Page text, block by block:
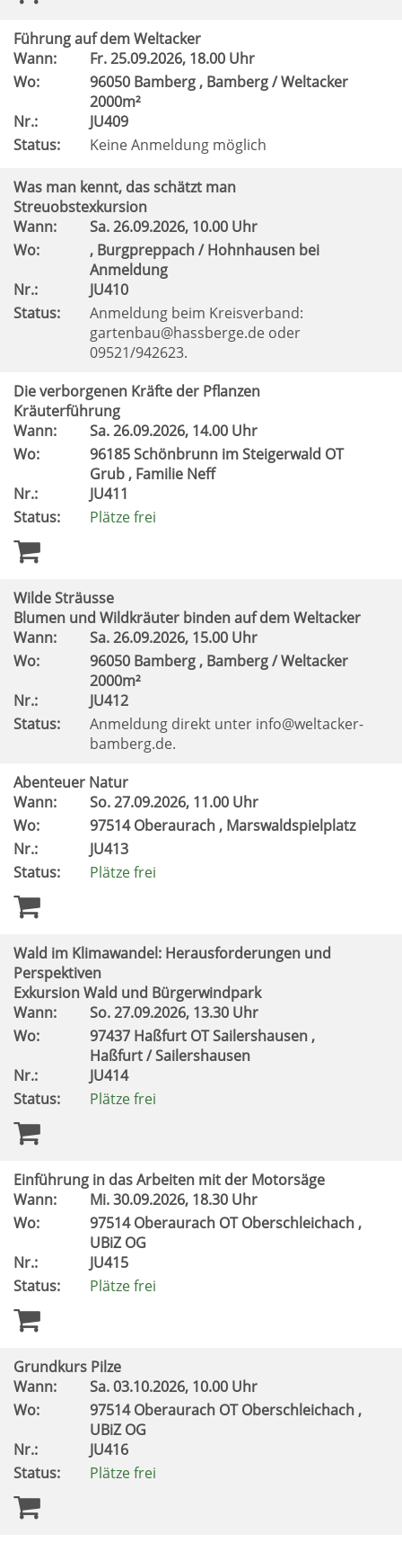
Führung auf dem Weltacker
Wann:
Fr.25.09.2026, 18.00 Uhr
Wo:
96050 Bamberg , Bamberg / Weltacker
2000m²
Nr.:
JU409
Status:
Keine Anmeldung möglich
Was man kennt, das schätzt man
Streuobstexkursion
Wann:
Sa.26.09.2026, 10.00 Uhr
Wo:
, Burgpreppach / Hohnhausen bei
Anmeldung
Nr.:
JU410
Status:
Anmeldung beim Kreisverband:
gartenbau@hassberge.de oder
09521/942623.
Die verborgenen Kräfte der Pflanzen
Kräuterführung
Wann:
Sa.26.09.2026, 14.00 Uhr
Wo:
96185 Schönbrunn im Steigerwald OT
Grub , Familie Neff
Nr.:
JU411
Status:
Plätze frei
Wilde Sträusse
Blumen und Wildkräuter binden auf dem Weltacker
Wann:
Sa.26.09.2026, 15.00 Uhr
Wo:
96050 Bamberg , Bamberg / Weltacker
2000m²
Nr.:
JU412
Status:
Anmeldung direkt unter info@weltacker-
bamberg.de.
Abenteuer Natur
Wann:
So.27.09.2026, 11.00 Uhr
Wo:
97514 Oberaurach , Marswaldspielplatz
Nr.:
JU413
Status:
Plätze frei
Wald im Klimawandel: Herausforderungen und
Perspektiven
Exkursion Wald und Bürgerwindpark
Wann:
So.27.09.2026, 13.30 Uhr
Wo:
97437 Haßfurt OT Sailershausen ,
Haßfurt / Sailershausen
Nr.:
JU414
Status:
Plätze frei
Einführung in das Arbeiten mit der Motorsäge
Wann:
Mi.30.09.2026, 18.30 Uhr
Wo:
97514 Oberaurach OT Oberschleichach ,
UBiZ OG
Nr.:
JU415
Status:
Plätze frei
Grundkurs Pilze
Wann:
Sa.03.10.2026, 10.00 Uhr
Wo:
97514 Oberaurach OT Oberschleichach ,
UBiZ OG
Nr.:
JU416
Status:
Plätze frei